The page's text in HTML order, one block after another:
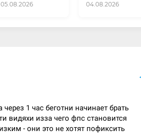
05.08.2026 04.08.2026